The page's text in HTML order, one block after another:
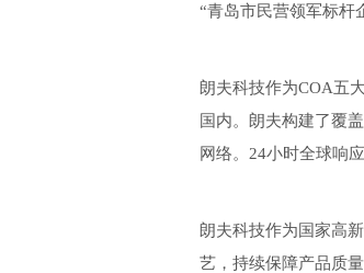
“青岛市民营领军标杆
朗夫科技作为COA五
国内。朗夫构建了覆
网络。24小时全球响
朗夫科技作为国家高
艺，持续保障产品质量